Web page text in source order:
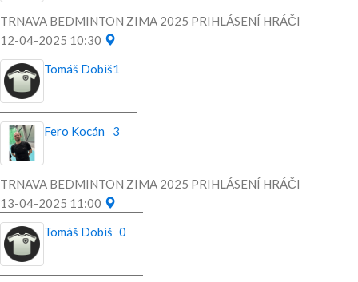
TRNAVA BEDMINTON ZIMA 2025 PRIHLÁSENÍ HRÁČI
12-04-2025 10:30
Tomáš Dobiš1
Fero Kocán 3
TRNAVA BEDMINTON ZIMA 2025 PRIHLÁSENÍ HRÁČI
13-04-2025 11:00
Tomáš Dobiš 0